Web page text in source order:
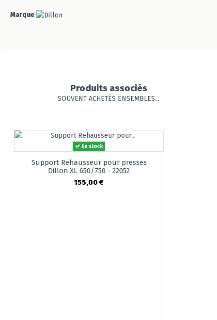
Marque
Produits associés
SOUVENT ACHETÉS ENSEMBLES...
En stock
Support Rehausseur pour presses
Dillon XL 650/750 - 22052
155,00 €